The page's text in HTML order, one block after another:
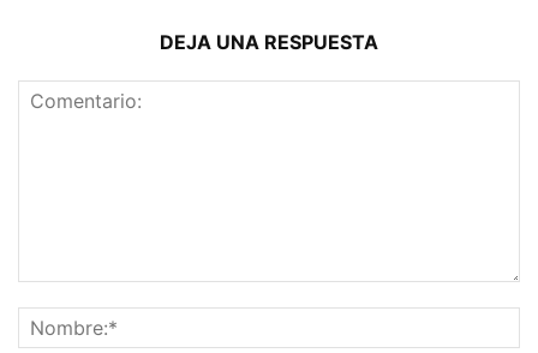
DEJA UNA RESPUESTA